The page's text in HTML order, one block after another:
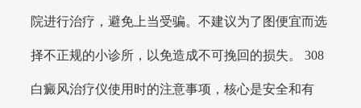
院进行治疗，避免上当受骗。不建议为了图便宜而选
择不正规的小诊所，以免造成不可挽回的损失。 308
白癜风治疗仪使用时的注意事项，核心是安全和有